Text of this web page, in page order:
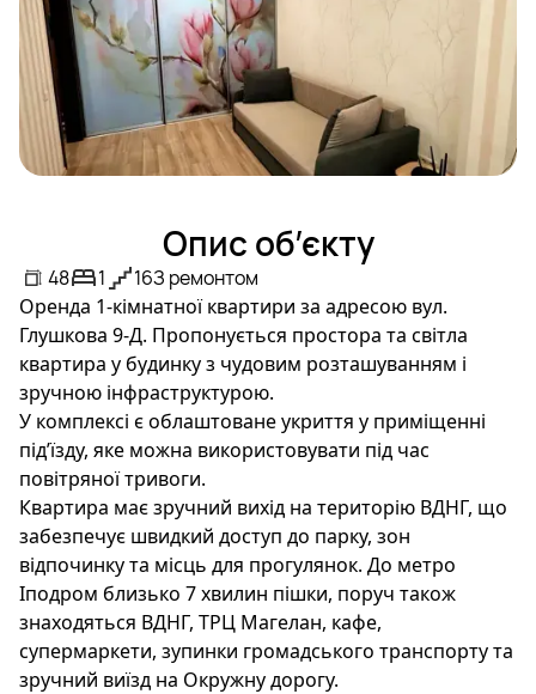
Опис об’єкту
48 1 16З ремонтом
Оренда 1-кімнатної квартири за адресою вул.
Глушкова 9-Д. Пропонується простора та світла
квартира у будинку з чудовим розташуванням і
зручною інфраструктурою.
У комплексі є облаштоване укриття у приміщенні
під’їзду, яке можна використовувати під час
повітряної тривоги.
Квартира має зручний вихід на територію ВДНГ, що
забезпечує швидкий доступ до парку, зон
відпочинку та місць для прогулянок. До метро
Іподром близько 7 хвилин пішки, поруч також
знаходяться ВДНГ, ТРЦ Магелан, кафе,
супермаркети, зупинки громадського транспорту та
зручний виїзд на Окружну дорогу.